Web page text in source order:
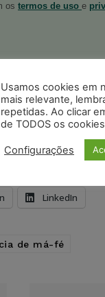
os termos de uso e
no Google News
jurídicas do Brasil
LinkedIn
de má-fé
Usamos cookies em
mais relevante,
repetidas. Ao clicar
de TODOS os
Configurações